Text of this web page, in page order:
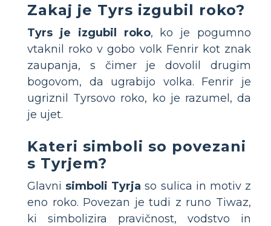
Zakaj je Tyrs izgubil roko?
Tyrs je izgubil roko, ko je pogumno
vtaknil roko v gobo volk Fenrir kot znak
zaupanja, s čimer je dovolil drugim
bogovom, da ugrabijo volka. Fenrir je
ugriznil Tyrsovo roko, ko je razumel, da
je ujet.
Kateri simboli so povezani
s Tyrjem?
Glavni simboli Tyrja so sulica in motiv z
eno roko. Povezan je tudi z runo Tiwaz,
ki simbolizira pravičnost, vodstvo in